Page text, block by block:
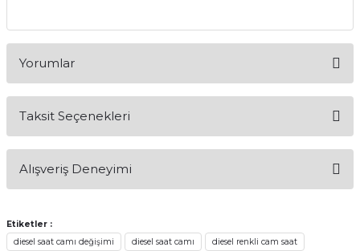
Yorumlar
Taksit Seçenekleri
Alışveriş Deneyimi
whatsaptan hemde site üstünden çok
yardımcı oldular hızlı ve keyifli bi
alışveriş oldu özellikle bekledigimden
Etiketler :
diesel saat camı değişimi
diesel saat camı diesel renkli cam saat